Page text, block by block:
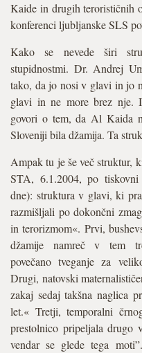
Kaide in drugih terorističnih
konferenci ljubljanske SLS
Kako se nevede širi
stupidnostmi. Dr. Andrej
tako, da jo nosi v glavi in jo
glavi in ne more brez nje.
govori o tem, da Al Kaida
Sloveniji bila džamija. Ta
Ampak tu je še več struktur,
STA, 6.1.2004, po
dne): struktura v glavi, ki
razmišljali po dokončni
in terorizmom«. Prvi,
džamije namreč v tem
povečano tveganje za
Drugi, natovski
zakaj sedaj takšna naglica
let.« Tretji, temporalni
prestolnico pripeljala drugo
vendar se glede tega